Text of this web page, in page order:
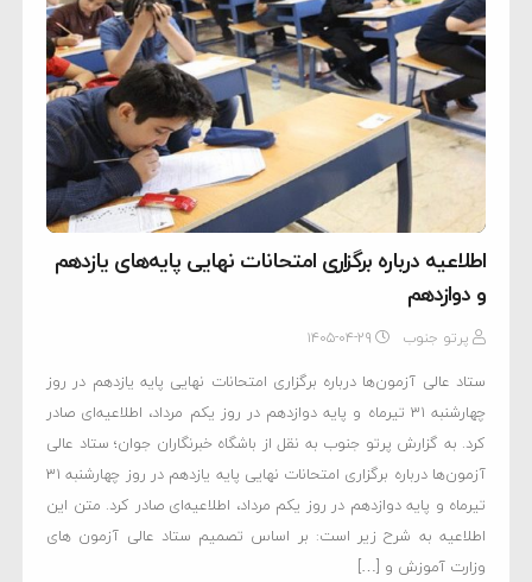
اطلاعیه درباره برگزاری امتحانات نهایی پایه‌های یازدهم
و دوازدهم
پرتو جنوب ۱۴۰۵-۰۴-۲۹
ستاد عالی آزمون‌ها درباره برگزاری امتحانات نهایی پایه یازدهم در روز
چهارشنبه ۳۱ تیرماه و پایه دوازدهم در روز یکم مرداد، اطلاعیه‌ای صادر
کرد. به گزارش پرتو جنوب به نقل از باشگاه خبرنگاران جوان؛ ستاد عالی
آزمون‌ها درباره برگزاری امتحانات نهایی پایه یازدهم در روز چهارشنبه ۳۱
تیرماه و پایه دوازدهم در روز یکم مرداد، اطلاعیه‌ای صادر کرد. متن این
اطلاعیه به شرح زیر است: بر اساس تصمیم ستاد عالی آزمون های
وزارت آموزش و […]